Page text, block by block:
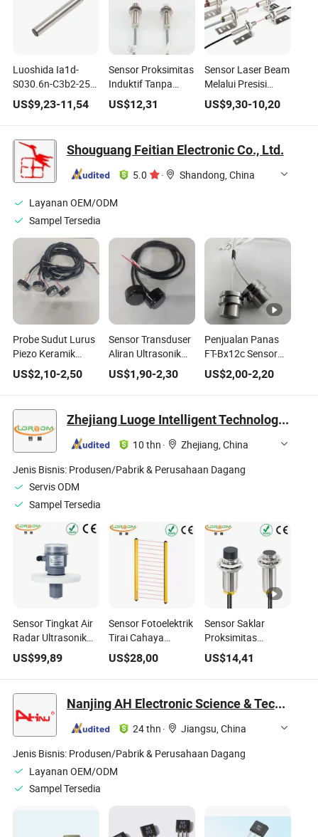
Luoshida Ia1d-
S030.6n-C3b2-25
Pemasangan
Sekrup Berulir
Silindris Kecil 3mm
Diameter 0.6mm
Sensor Induktif
NPN Nc Saklar
Proksimitas
US$9,23-11,54
Sensor Proksimitas
Induktif Tanpa
Pelindung
Luoshida 0.4-4mm
Jarak Sensind 4-
M12 Saklar
US$12,31
Sensor Laser Beam
Melalui Presisi
Tinggi
M8/M12/M18
Deteksi NPN/PNP
US$9,30-10,20
Shouguang Feitian Electronic Co., Ltd.
5.0 · Shandong, China
Layanan OEM/ODM
Sampel Tersedia
Probe Sudut Lurus
Piezo Keramik
Ultrasonik Digital
Sensor Transduser
Langsung Pabrik
dengan Kabel
Silikon
US$2,10-2,50
Sensor Transduser
Aliran Ultrasonik
Keramik Piezo
Frekuensi Tinggi
1MHz untuk Kabel
dengan Rumah
Material Polimer
US$1,90-2,30
Penjualan Panas
FT-Bx12c Sensor
Ultrasonik
Permukaan
Stainless Ultrasonik
Panas
US$2,00-2,20
Zhejiang Luoge Intelligent Technology Co., Ltd
10 thn ·
Zhejiang, China
Jenis Bisnis: Produsen/Pabrik & Perusahaan Dagang
Servis ODM
Sampel Tersedia
Sensor Tingkat Air
Radar Ultrasonik
Kelas Industri
dengan Deteksi
Presisi Tinggi untuk
Berbagai Aplikasi
Cairan
US$99,89
Sensor Fotoelektrik
Tirai Cahaya
Keamanan dengan
Jarak
Pendeteksian yang
untuk Perlindungan
Industri
US$28,00
Sensor Saklar
Proksimitas
Induktif Tanpa
Atenuasi Frekuensi
Logam
US$14,41
Nanjing AH Electronic Science & Technology Co., Ltd.
24 thn ·
Jiangsu, China
Jenis Bisnis: Produsen/Pabrik & Perusahaan Dagang
Layanan OEM/ODM
Sampel Tersedia